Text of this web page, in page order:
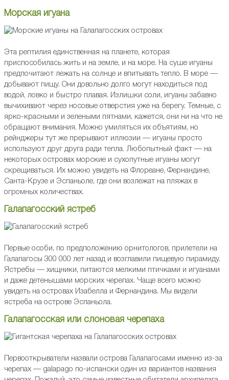
Морская игуана
Эта рептилия единственная на планете, которая
приспособилась жить и на земле, и на море. На суше игуаны
предпочитают лежать на солнце и впитывать тепло. В море —
добывают пищу. Они довольно долго могут находиться под
водой, ловко и быстро плавая. Излишки соли, игуаны забавно
вычихивают через носовые отверстия уже на берегу. Темные, с
ярко-красными и зелеными пятнами, кажется, они ни на что не
обращают внимания. Можно умиляться их объятиям, но
рейнджеры тут же прерывают иллюзии — игуаны просто
используют друг друга ради тепла. Любопытный факт — на
некоторых островах морские и сухопутные игуаны могут
скрещиваться. Их можно увидеть на Флореане, Фернандине,
Санта-Крузе и Эспаньоле, где они возлежат на пляжах в
огромных количествах.
Галапагосский ястреб
Первые особи, по предположению орнитологов, прилетели на
Галапагосы 300 000 лет назад и возглавили пищевую пирамиду.
Ястребы — хищники, питаются мелкими птичками и игуанами
и даже детенышами морских черепах. Чаще всего можно
увидеть на островах Изабелла и Фернандина. Мы видели
ястреба на острове Эспаньола.
Галапагосская или слоновая черепаха
Первооткрыватели назвали острова Галапагосами именно из-за
черепах — galapago по-испански один из вариантов названия